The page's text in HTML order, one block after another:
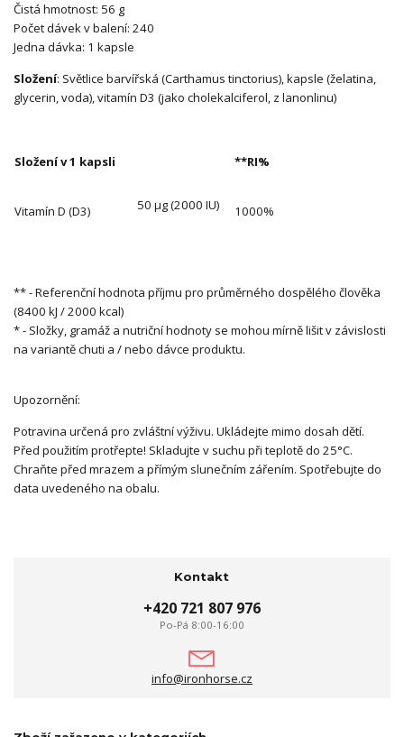
Čistá hmotnost: 56 g
Počet dávek v balení: 240
Jedna dávka: 1 kapsle
Složení: Světlice barvířská (Carthamus tinctorius), kapsle (želatina,
glycerin, voda), vitamín D3 (jako cholekalciferol, z lanonlinu)
Složení v 1 kapsli **RI%
Vitamín D (D3) 50 μg (2000 IU) 1000%
** - Referenční hodnota příjmu pro průměrného dospělého člověka
(8400 kJ / 2000 kcal)
* - Složky, gramáž a nutriční hodnoty se mohou mírně lišit v závislosti
na variantě chuti a / nebo dávce produktu.
Upozornění:
Potravina určená pro zvláštní výživu. Ukládejte mimo dosah dětí.
Před použitím protřepte! Skladujte v suchu při teplotě do 25°C.
Chraňte před mrazem a přímým slunečním zářením. Spotřebujte do
data uvedeného na obalu.
Kontakt
+420 721 807 976
Po-Pá 8:00-16:00
info@ironhorse.cz